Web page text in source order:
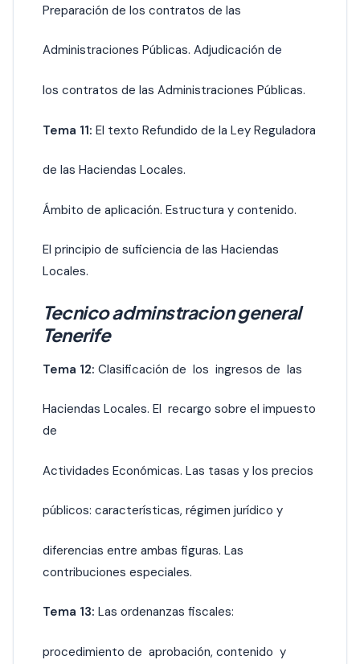
Preparación de los contratos de las
Administraciones Públicas. Adjudicación de
los contratos de las Administraciones Públicas.
Tema 11: El texto Refundido de la Ley Reguladora
de las Haciendas Locales.
Ámbito de aplicación. Estructura y contenido.
El principio de suficiencia de las Haciendas
Locales.
Tecnico adminstracion general
Tenerife
Tema 12: Clasificación de los ingresos de las
Haciendas Locales. El recargo sobre el impuesto
de
Actividades Económicas. Las tasas y los precios
públicos: características, régimen jurídico y
diferencias entre ambas figuras. Las
contribuciones especiales.
Tema 13: Las ordenanzas fiscales:
procedimiento de aprobación, contenido y